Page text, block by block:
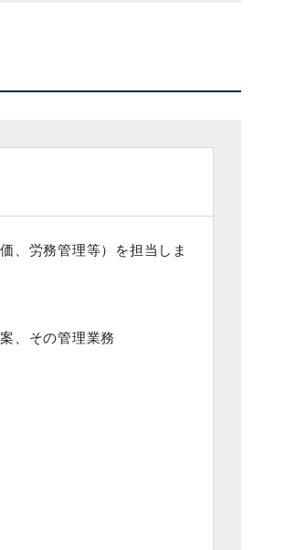
、労務管理等）を担当しま
、その管理業務